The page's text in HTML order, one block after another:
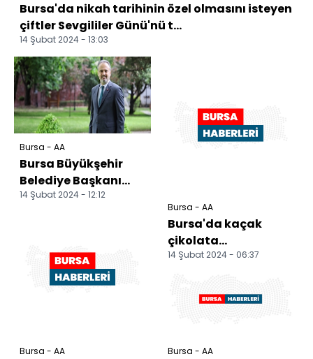
Bursa'da nikah tarihinin özel olmasını isteyen
çiftler Sevgililer Günü'nü t...
14 Şubat 2024 - 13:03
Bursa - AA
Bursa Büyükşehir
Belediye Başkanı
Aktaş'tan kentsel
14 Şubat 2024 - 12:12
Bursa - AA
Bursa - AA
Bursa'da kaçak
çikolata
imalathanesine
düzenlendi
14 Şubat 2024 - 06:37
Bursa - AA